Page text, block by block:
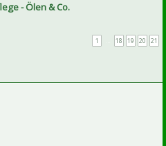
- Ölen & Co.
1 18 19 20 21